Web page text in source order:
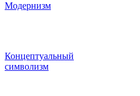
Модернизм
Концептуальный
символизм